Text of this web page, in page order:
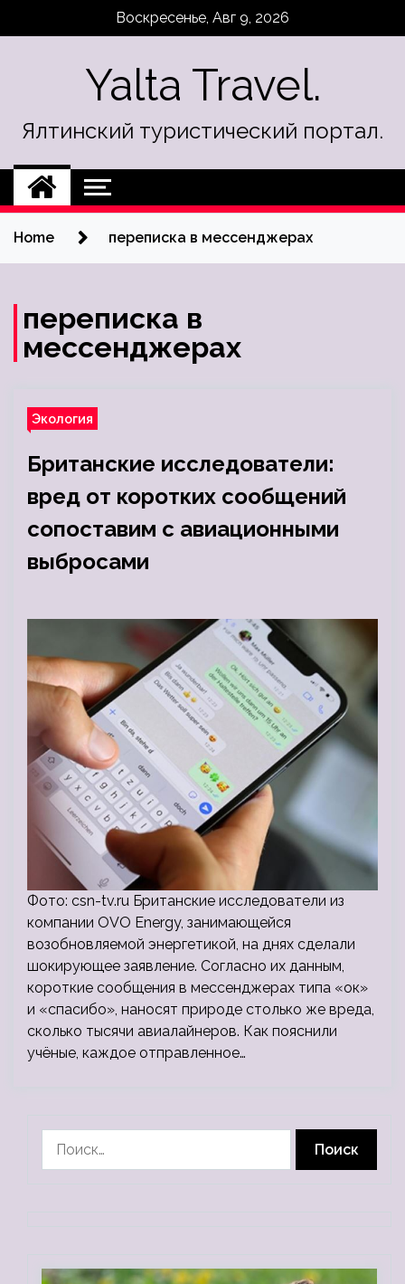
Воскресенье, Авг 9, 2026
Yalta Travel.
Ялтинский туристический портал.
Home переписка в мессенджерах
переписка в
мессенджерах
Экология
Британские исследователи:
вред от коротких сообщений
сопоставим с авиационными
выбросами
Фото: csn-tv.ru Британские исследователи из
компании OVO Energy, занимающейся
возобновляемой энергетикой, на днях сделали
шокирующее заявление. Согласно их данным,
короткие сообщения в мессенджерах типа «ок»
и «спасибо», наносят природе столько же вреда,
сколько тысячи авиалайнеров. Как пояснили
учёные, каждое отправленное…